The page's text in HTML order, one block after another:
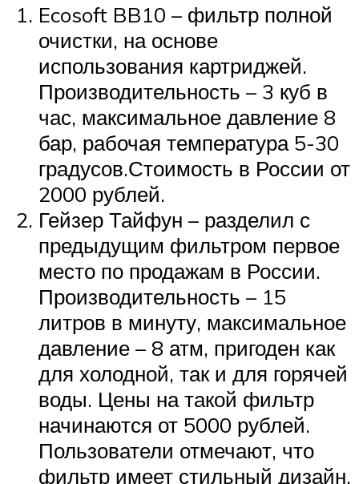
Ecosoft BB10 – фильтр полной
очистки, на основе
использования картриджей.
Производительность – 3 куб в
час, максимальное давление 8
бар, рабочая температура 5-30
градусов.Стоимость в России от
2000 рублей.
Гейзер Тайфун – разделил с
предыдущим фильтром первое
место по продажам в России.
Производительность – 15
литров в минуту, максимальное
давление – 8 атм, пригоден как
для холодной, так и для горячей
воды. Цены на такой фильтр
начинаются от 5000 рублей.
Пользователи отмечают, что
фильтр имеет стильный дизайн,